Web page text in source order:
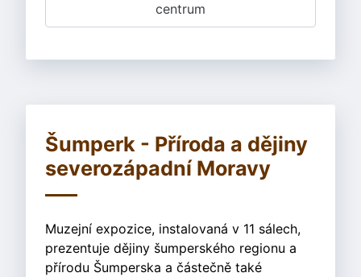
centrum
Šumperk - Příroda a dějiny
severozápadní Moravy
Muzejní expozice, instalovaná v 11 sálech,
prezentuje dějiny šumperského regionu a
přírodu Šumperska a částečně také